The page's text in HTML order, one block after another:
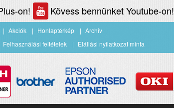
on!
Kövess bennünket Youtube-on!
Akciók Honlaptérkép
Archiv
Felhasználási feltételek Elállási nyilatkozat minta